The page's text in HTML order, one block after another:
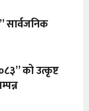
सार्वजनिक
को उत्कृष्ट